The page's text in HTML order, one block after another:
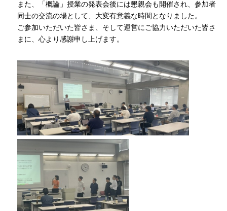
また、「概論」授業の発表会後には懇親会も開催され、参加者
同士の交流の場として、大変有意義な時間となりました。
ご参加いただいた皆さま、そして運営にご協力いただいた皆さ
まに、心より感謝申し上げます。